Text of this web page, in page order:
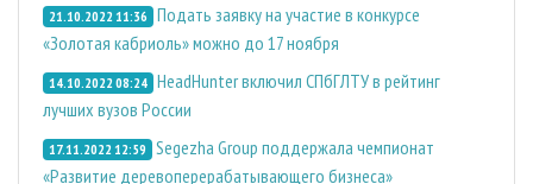
21.10.2022 11:36 Подать заявку на участие в конкурсе
«Золотая кабриоль» можно до 17 ноября
14.10.2022 08:24 HeadHunter включил СПбГЛТУ в рейтинг
лучших вузов России
17.11.2022 12:59 Segezha Group поддержала чемпионат
«Развитие деревоперерабатывающего бизнеса»